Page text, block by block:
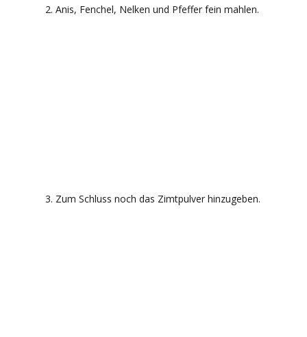
Anis, Fenchel, Nelken und Pfeffer fein mahlen.
Zum Schluss noch das Zimtpulver hinzugeben.